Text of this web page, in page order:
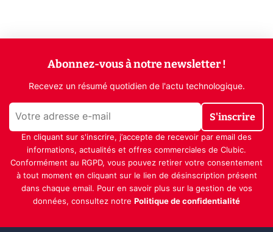
Abonnez-vous à notre newsletter !
Recevez un résumé quotidien de l'actu technologique.
S'inscrire
En cliquant sur s'inscrire, j’accepte de recevoir par email des
informations, actualités et offres commerciales de Clubic.
Conformément au RGPD, vous pouvez retirer votre consentement
à tout moment en cliquant sur le lien de désinscription présent
dans chaque email. Pour en savoir plus sur la gestion de vos
données, consultez notre Politique de confidentialité